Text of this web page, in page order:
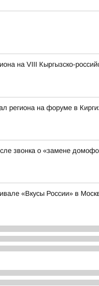
на VIII Кыргызско-
региона на форуме в
звонка о «замене
«Вкусы России» в